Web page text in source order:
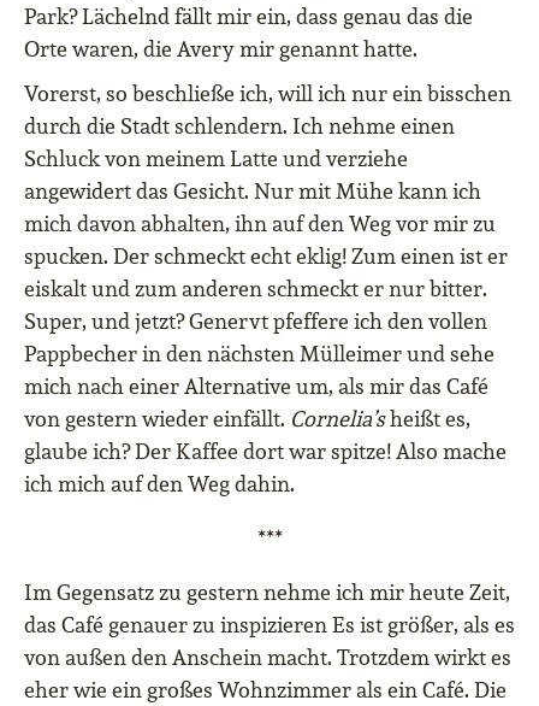
Park? Lächelnd fällt mir ein, dass genau das die
Orte waren, die Avery mir genannt hatte.
Vorerst, so beschließe ich, will ich nur ein bisschen
durch die Stadt schlendern. Ich nehme einen
Schluck von meinem Latte und verziehe
angewidert das Gesicht. Nur mit Mühe kann ich
mich davon abhalten, ihn auf den Weg vor mir zu
spucken. Der schmeckt echt eklig! Zum einen ist er
eiskalt und zum anderen schmeckt er nur bitter.
Super, und jetzt? Genervt pfeffere ich den vollen
Pappbecher in den nächsten Mülleimer und sehe
mich nach einer Alternative um, als mir das Café
von gestern wieder einfällt. Cornelia’sheißt es,
glaube ich? Der Kaffee dort war spitze! Also mache
ich mich auf den Weg dahin.
***
Im Gegensatz zu gestern nehme ich mir heute Zeit,
das Café genauer zu inspizieren Es ist größer, als es
von außen den Anschein macht. Trotzdem wirkt es
eher wie ein großes Wohnzimmer als ein Café. Die